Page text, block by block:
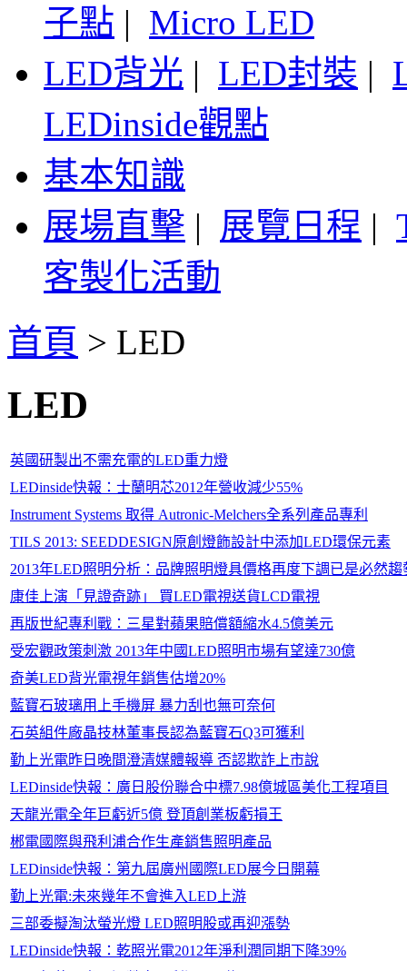
子點 | Micro LED
LED背光 | LED封裝 |
LEDinside觀點
基本知識
展場直擊 | 展覽日程 |
客製化活動
首頁 > LED
LED
英國研製出不需充電的LED重力燈
LEDinside快報：士蘭明芯2012年營收減少55%
Instrument Systems 取得 Autronic-Melchers全系列產品專利
TILS 2013: SEEDDESIGN原創燈飾設計中添加LED環保元素
2013年LED照明分析：品牌照明燈具價格再度下調已是必然趨
康佳上演「見證奇跡」 買LED電視送貨LCD電視
再版世紀專利戰：三星對蘋果賠償額縮水4.5億美元
受宏觀政策刺激 2013年中國LED照明市場有望達730億
奇美LED背光電視年銷售估增20%
藍寶石玻璃用上手機屏 暴力刮也無可奈何
石英組件廠晶技林董事長認為藍寶石Q3可獲利
勤上光電昨日晚間澄清媒體報導 否認欺詐上市說
LEDinside快報：廣日股份聯合中標7.98億城區美化工程項目
天龍光電全年巨虧近5億 登頂創業板虧損王
郴電國際與飛利浦合作生產銷售照明產品
LEDinside快報：第九屆廣州國際LED展今日開幕
勤上光電:未來幾年不會進入LED上游
三部委擬淘汰螢光燈 LED照明股或再迎漲勢
LEDinside快報：乾照光電2012年淨利潤同期下降39%